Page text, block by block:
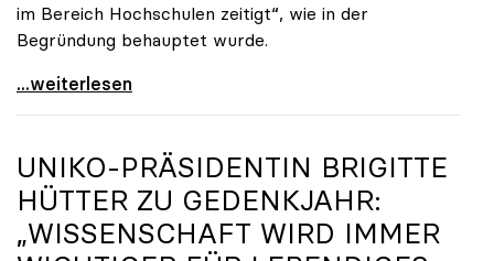
im Bereich Hochschulen zeitigt“, wie in der
Begründung behauptet wurde.
ORF-Publikumsrat: Regierung entsendet nun doch
...weiterlesen
UNIKO-PRÄSIDENTIN BRIGITTE
HÜTTER ZU GEDENKJAHR:
„WISSENSCHAFT WIRD IMMER